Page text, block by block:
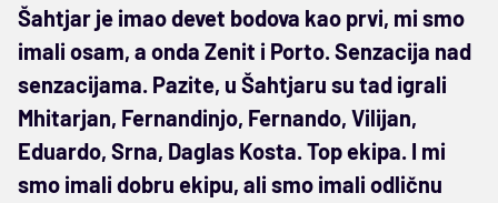
Šahtjar je imao devet bodova kao prvi, mi smo
imali osam, a onda Zenit i Porto. Senzacija nad
senzacijama. Pazite, u Šahtjaru su tad igrali
Mhitarjan, Fernandinjo, Fernando, Vilijan,
Eduardo, Srna, Daglas Kosta. Top ekipa. I mi
smo imali dobru ekipu, ali smo imali odličnu